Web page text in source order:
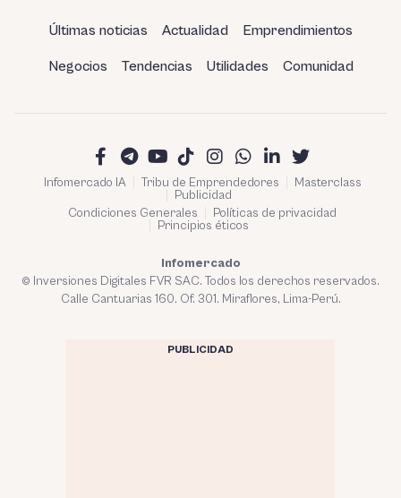
Últimas noticias Actualidad Emprendimientos
Negocios Tendencias Utilidades Comunidad
Infomercado IA Tribu de Emprendedores
Masterclass
Publicidad
Condiciones Generales
Políticas de privacidad
Principios éticos
Infomercado
© Inversiones Digitales FVR SAC. Todos los derechos reservados.
Calle Cantuarias 160. Of. 301. Miraflores, Lima-Perú.
PUBLICIDAD